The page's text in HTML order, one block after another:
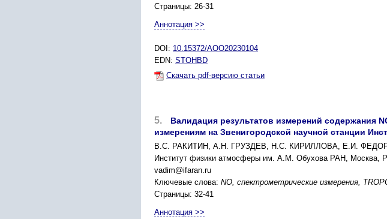
Страницы: 26-31
Аннотация >>
DOI: 10.15372/AOO20230104
EDN: STOHBD
Скачать pdf-версию статьи
5. Валидация результатов измерений содержания
измерениям на Звенигородской научной станции
В.С. РАКИТИН, А.Н. ГРУЗДЕВ, Н.С. КИРИЛЛОВА, Е.И.
Институт физики атмосферы им. А.М. Обухова РАН, Москва,
vadim@ifaran.ru
Ключевые слова: NO, спектрометрические измерения,
Страницы: 32-41
Аннотация >>